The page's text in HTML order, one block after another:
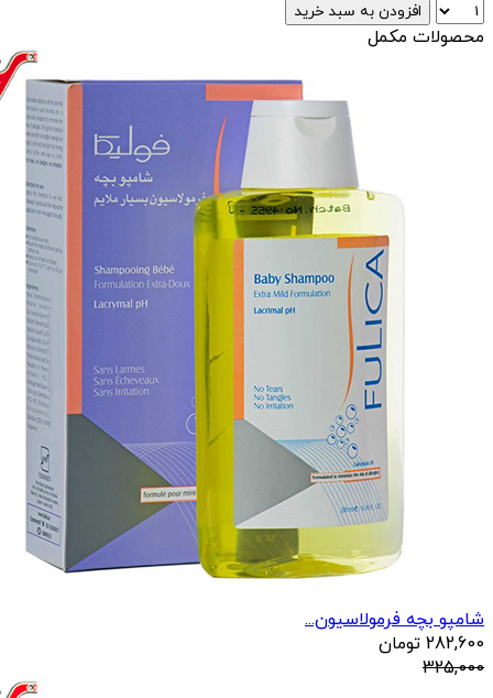
افزودن به سبد خرید
محصولات مکمل
شامپو بچه فرمولاسیون...
282,600 تومان
325,000